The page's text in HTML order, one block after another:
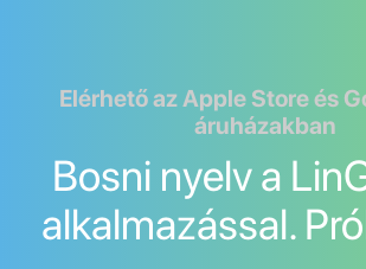
Elérhető az Apple Store és
áruházakban
Bosni nyelv a
alkalmazással.